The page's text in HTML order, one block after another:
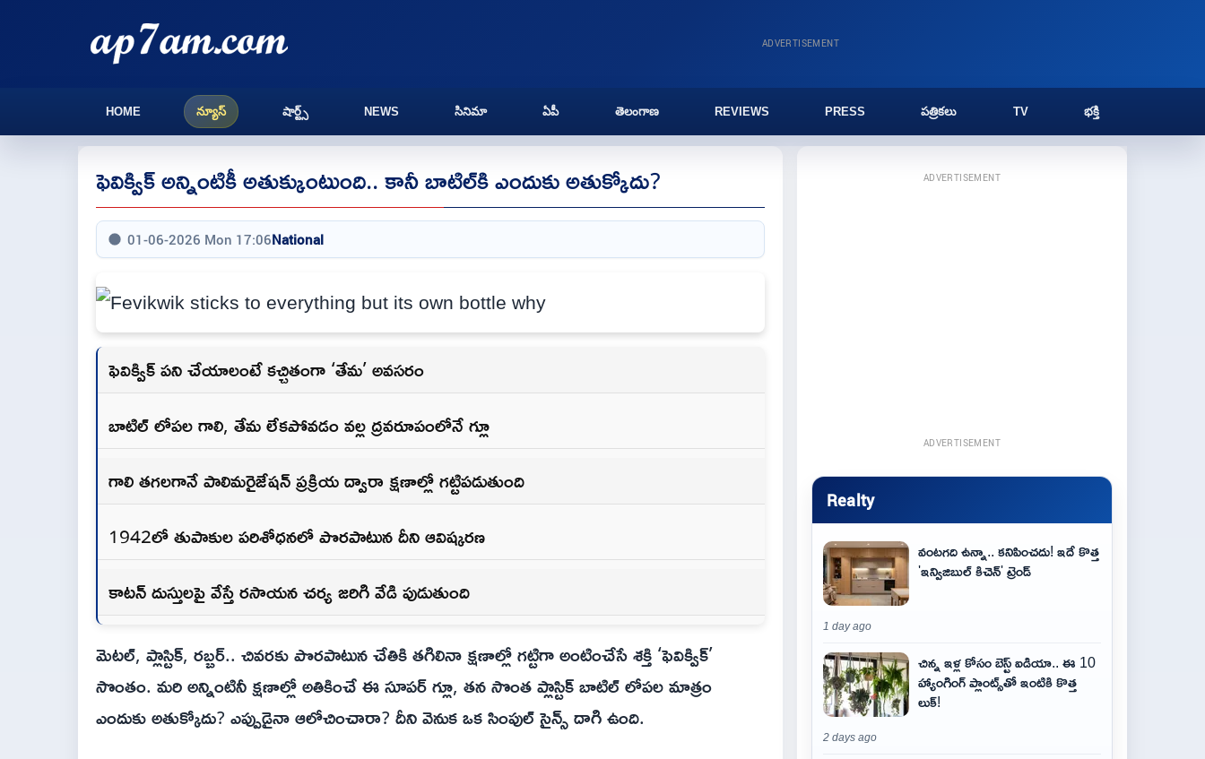
ADVERTISEMENT
HOME న్యూస్ షార్ట్స్ NEWS సినిమా ఏపీ తెలంగాణ REVIEWS PRESS పత్రికలు TV భక్తి
ఫెవిక్విక్ అన్నింటికీ అతుక్కుంటుంది.. కానీ బాటిల్‌కి ఎందుకు అతుక్కోదు?
01-06-2026 Mon 17:06National
ఫెవిక్విక్ పని చేయాలంటే కచ్చితంగా ‘తేమ’ అవసరం
బాటిల్ లోపల గాలి, తేమ లేకపోవడం వల్ల ద్రవరూపంలోనే గ్లూ
గాలి తగలగానే పాలిమరైజేషన్ ప్రక్రియ ద్వారా క్షణాల్లో గట్టిపడుతుంది
1942లో తుపాకుల పరిశోధనలో పొరపాటున దీని ఆవిష్కరణ
కాటన్ దుస్తులపై వేస్తే రసాయన చర్య జరిగి వేడి పుడుతుంది
మెటల్, ప్లాస్టిక్, రబ్బర్.. చివరకు పొరపాటున చేతికి తగిలినా క్షణాల్లో గట్టిగా అంటించేసే శక్తి ‘ఫెవిక్విక్’
సొంతం. మరి అన్నింటినీ క్షణాల్లో అతికించే ఈ సూపర్ గ్లూ, తన సొంత ప్లాస్టిక్ బాటిల్‌ లోపల మాత్రం
ఎందుకు అతుక్కోదు? ఎప్పుడైనా ఆలోచించారా? దీని వెనుక ఒక సింపుల్ సైన్స్ దాగి ఉంది.
ADVERTISEMENT
ADVERTISEMENT
Realty
వంటగది ఉన్నా.. కనిపించదు! ఇదే కొత్త
'ఇన్విజిబుల్ కిచెన్' ట్రెండ్
1 day ago
చిన్న ఇళ్ల కోసం బెస్ట్ ఐడియా.. ఈ 10
హ్యాంగింగ్ ప్లాంట్స్‌తో ఇంటికి కొత్త
లుక్!
2 days ago